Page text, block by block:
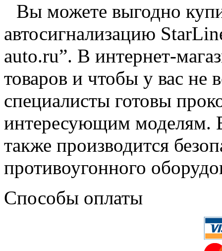
Вы можете выгодно
автосигнализацию
auto.ru”. В интернет-
товаров и чтобы у вас не
специалисты готовы
интересующим моделям.
также производится
противоугонного
Способы оплаты